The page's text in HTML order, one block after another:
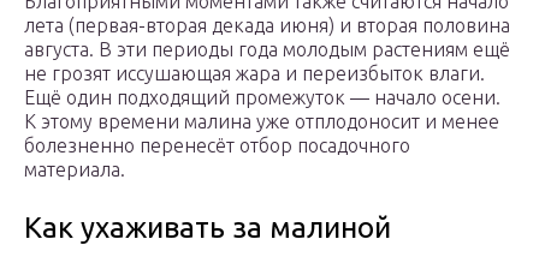
лета (первая-вторая декада июня) и вторая половина
августа. В эти периоды года молодым растениям ещё
не грозят иссушающая жара и переизбыток влаги.
Ещё один подходящий промежуток — начало осени.
К этому времени малина уже отплодоносит и менее
болезненно перенесёт отбор посадочного
материала.
Как ухаживать за малиной